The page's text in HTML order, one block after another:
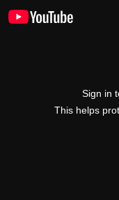
Sign in
This helps